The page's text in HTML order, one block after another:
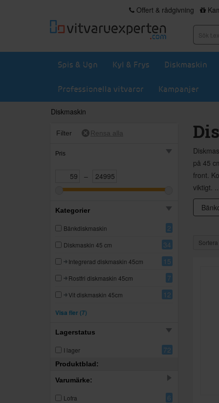
Offert & rådgivning
Spis & Ugn Kyl & Frys Diskmaskin
Professionella vitvaror Kampanjer
Diskmaskin
Filter
Pris
–
Kategorier
Bänkdiskmaskin 2
Diskmaskin 45 cm 34
Integrerad diskmaskin 45cm 15
Rostfri diskmaskin 45cm 7
Vit diskmaskin 45cm 12
Diskmaskin 60 cm
82
44
Svart diskmaskin
Vit diskmaskin 46
Integrerad diskmaskin 23
Visa fler (7)
Lagerstatus
I lager 72
Produktblad:
Varumärke:
Lofra 6
på 45
front.
viktigt.
Sortera